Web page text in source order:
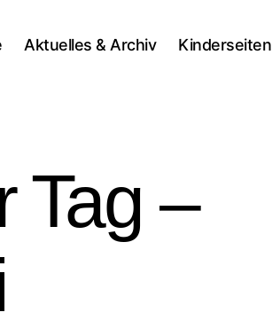
Aktuelles & Archiv Kinderseiten
Tag –